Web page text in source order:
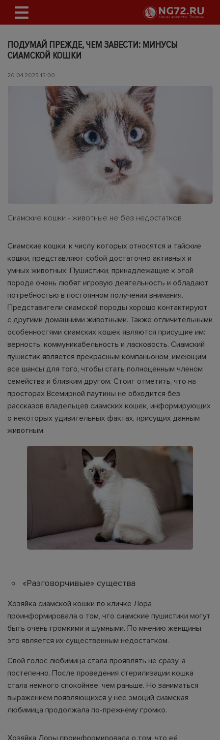
ПОДУМАЙ ПРЕЖДЕ, ЧЕМ ЗАВЕСТИ: МИНУСЫ
СИАМСКОЙ КОШКИ
20.04.2025 15:00
Сиамские кошки - животные не без недостатков
Сиамские кошки, к числу которых относятся и тайские
кошки, представляют собой достаточно активных и
умных животных. Пушистики, принадлежащие к этой
породе очень любят игровую деятельность и обладают
потребностью в постоянном получении внимания.
Представители сиамской породы хорошо контактируют
с другими домашними животными. Также отличительными
особенностями сиамских кошек являются присущие им:
верность, коммуникабельность и ласковость. Сиамский
пушистик является прекрасным компаньоном, имеющим
все шансы для того, чтобы стать полноценным членом
семейства и близким другом. Стоит отметить, что на
просторах Всемирной паутины не обходится без
рассказов владельцев сиамских кошек, информирующих
о некоторых удивительных фактах, присущих данным
животным.
«Разговорчивые» существа
Хозяйка сиамской кошки по кличке Лора
проинформировала о том, что сиамские пушистики могут
быть очень громкими и шумными. По мнению женщины
это является их существенным недостатком.
Свой голос любимица стала проявлять не сразу, а
постепенно. После проведения стерилизации кошка
стала немного спокойнее, чем раньше. Но заниматься
выражением появляющихся у неё эмоций сиамская
любимица продолжала по-прежнему громко.